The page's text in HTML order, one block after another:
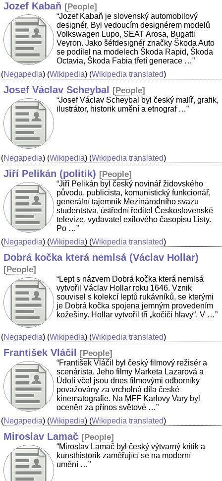
Jozef Kabaň [People]
“Jozef Kabaň je slovenský automobilový
designér. Byl vedoucím designérem modelů
Volkswagen Lupo, SEAT Arosa, Bugatti
Veyron. Jako šéfdesignér značky Škoda Auto
se podílel na modelech Škoda Rapid, Škoda
Octavia, Škoda Fabia třetí generace …”
(Negapedia) (Wikipedia) (Wikipedia translated)
Josef Václav Scheybal [People]
“Josef Václav Scheybal byl český malíř, grafik,
ilustrátor, historik umění a etnograf …”
(Negapedia) (Wikipedia) (Wikipedia translated)
Jiří Pelikán (politik) [People]
“Jiří Pelikán byl český novinář židovského
původu, publicista, komunistický funkcionář,
generální tajemník Mezinárodního svazu
studentstva, ústřední ředitel Československé
televize, vydavatel exilového časopisu Listy.
Po …”
(Negapedia) (Wikipedia) (Wikipedia translated)
Dobrá kočka která nemlsá (Václav Hollar)
[People]
“Lept s názvem Dobrá kočka která nemlsá
vytvořil Václav Hollar roku 1646. Vznik
souvisel s kolekcí leptů rukávníků, se kterými
je Dobrá kočka spojena jemným provedením
kožešiny. Hollar vytvořil tři „kočičí hlavy“. V …”
(Negapedia) (Wikipedia) (Wikipedia translated)
František Vláčil [People]
“František Vláčil byl český filmový režisér a
scenárista. Jeho filmy Marketa Lazarová a
Údolí včel jsou dnes filmovými odborníky
považovány za vrcholná díla české
kinematografie. Na MFF Karlovy Vary byl
oceněn za přínos světové …”
(Negapedia) (Wikipedia) (Wikipedia translated)
Miroslav Lamač [People]
“Miroslav Lamač byl český výtvarný kritik a
kunsthistorik zaměřující se na moderní
umění …”